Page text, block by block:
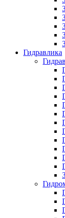
Гидравлика